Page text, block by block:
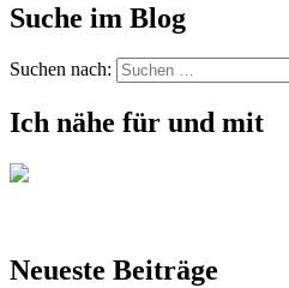
Suche im Blog
Suchen nach:
Ich nähe für und mit
Neueste Beiträge